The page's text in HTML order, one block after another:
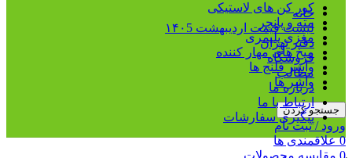
کور کن های لاستیکی
مته و پانچر
مغزی پلیمری
میخ های مهار کننده
واشر فلنج ها
واشر ها
جستجو کردن
ورود / ثبت نام
0 علاقمندی ها
0 مقایسه محصولات
خانه
لیست قیمت اردیبهشت ۱۴۰5
دفتر تهران
فروشگاه
مطالب
درباره ما
ارتباط با ما
پیگیری سفارشات